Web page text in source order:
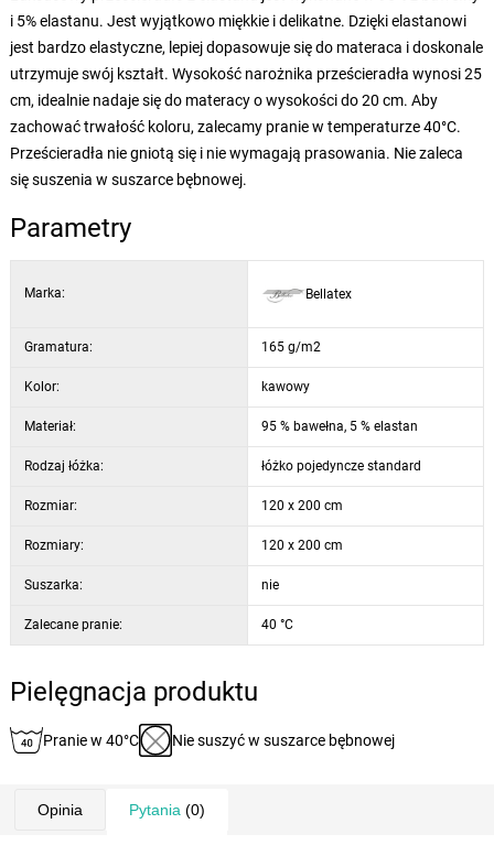
i 5% elastanu. Jest wyjątkowo miękkie i delikatne. Dzięki elastanowi
jest bardzo elastyczne, lepiej dopasowuje się do materaca i doskonale
utrzymuje swój kształt. Wysokość narożnika prześcieradła wynosi 25
cm, idealnie nadaje się do materacy o wysokości do 20 cm. Aby
zachować trwałość koloru, zalecamy pranie w temperaturze 40°C.
Prześcieradła nie gniotą się i nie wymagają prasowania. Nie zaleca
się suszenia w suszarce bębnowej.
Parametry
Marka: Bellatex
Gramatura: 165 g/m2
Kolor: kawowy
Materiał: 95 % bawełna, 5 % elastan
Rodzaj łóżka: łóżko pojedyncze standard
Rozmiar: 120 x 200 cm
Rozmiary: 120 x 200 cm
Suszarka: nie
Zalecane pranie: 40 °C
Pielęgnacja produktu
Pranie w 40°C Nie suszyć w suszarce bębnowej
Opinia Pytania (0)